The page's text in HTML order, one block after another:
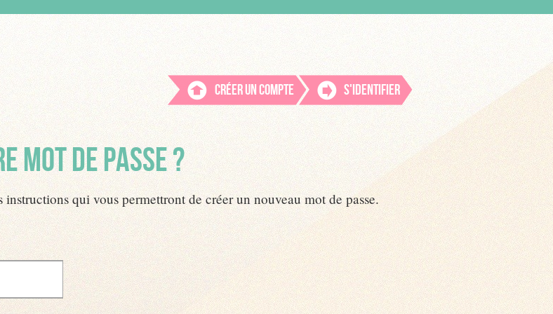
Créer un compte S'identifier
MOT DE PASSE ?
qui vous permettront de créer un nouveau mot de passe.